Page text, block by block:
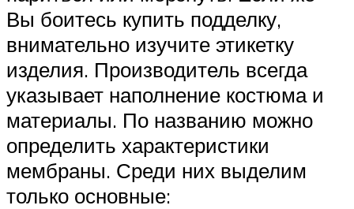
Вы боитесь купить подделку,
внимательно изучите этикетку
изделия. Производитель всегда
указывает наполнение костюма и
материалы. По названию можно
определить характеристики
мембраны. Среди них выделим
только основные: